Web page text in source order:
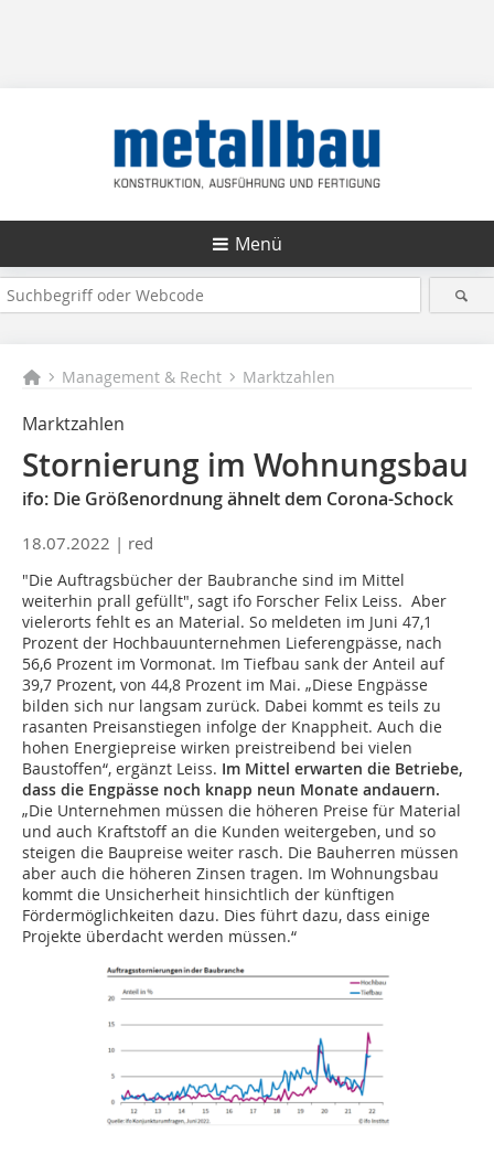
Menü
Management & Recht Marktzahlen
Marktzahlen
Stornierung im Wohnungsbau
ifo: Die Größenordnung ähnelt dem Corona-Schock
18.07.2022 | red
"Die Auftragsbücher der Baubranche sind im Mittel
weiterhin prall gefüllt", sagt ifo Forscher Felix Leiss. Aber
vielerorts fehlt es an Material. So meldeten im Juni 47,1
Prozent der Hochbauunternehmen Lieferengpässe, nach
56,6 Prozent im Vormonat. Im Tiefbau sank der Anteil auf
39,7 Prozent, von 44,8 Prozent im Mai. „Diese Engpässe
bilden sich nur langsam zurück. Dabei kommt es teils zu
rasanten Preisanstiegen infolge der Knappheit. Auch die
hohen Energiepreise wirken preistreibend bei vielen
Baustoffen“, ergänzt Leiss. Im Mittel erwarten die Betriebe,
dass die Engpässe noch knapp neun Monate andauern.
„Die Unternehmen müssen die höheren Preise für Material
und auch Kraftstoff an die Kunden weitergeben, und so
steigen die Baupreise weiter rasch. Die Bauherren müssen
aber auch die höheren Zinsen tragen. Im Wohnungsbau
kommt die Unsicherheit hinsichtlich der künftigen
Fördermöglichkeiten dazu. Dies führt dazu, dass einige
Projekte überdacht werden müssen.“